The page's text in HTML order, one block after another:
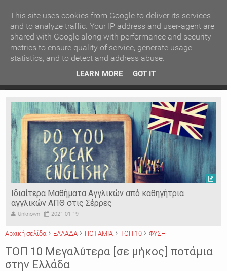
Ιερόσυλοι έκλεψαν τάματα από Ιερό Ναό στις Σέρρες
Ιδιαίτερα Μαθήματα Αγγλικών από καθηγήτρια
αγγλικών ΑΠΘ στις Σέρρες
Unknown 2021-01-19
Αρχική σελίδα ΕΛΛΑΔΑ ΠΟΤΑΜΙΑ ΤΟΠ 10 ΦΥΣΗ
ΤΟΠ 10 Μεγαλύτερα [σε μήκος] ποτάμια
στην Ελλάδα
ΚΕΝΤΡΙΚΗ ΑΝΑ ΚΑΤΗΓΟΡΙΑ
ΕΙΔΗΣΕΙΣ ΑΝΑ ΠΕΡΙΟΧΗ
ΠΡΟΣΦΑΤΑ ΝΕΑ
Ν. ΣΕΡΡΩΝ Η ΓΗ ΜΑΣ
ΤΥΧΑΙΕΣ ΑΝΑΡΤΗΣΕΙΣ/ΑΡΘΡΑ
Serres Racing Circuit
Panserraikos FC
Ikaroi B.C.
This site uses cookies from Google to deliver its services
and to analyze traffic. Your IP address and user-agent are
shared with Google along with performance and security
metrics to ensure quality of service, generate usage
statistics, and to detect and address abuse.
LEARN MORE GOT IT